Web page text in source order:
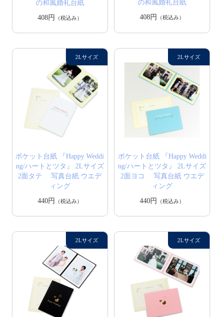
の和風婚礼台紙
408円
（税込み）
の和風婚礼台紙
408円
（税込み）
ポケット台紙 『Happy Weddi
ng/ハートとツタ』 2Lサイズ
2面タテ 写真台紙 ウエデ
ィング
440円
（税込み）
ポケット台紙 『Happy Weddi
ng/ハートとツタ』 2Lサイズ
2面ヨコ 写真台紙 ウエデ
ィング
440円
（税込み）